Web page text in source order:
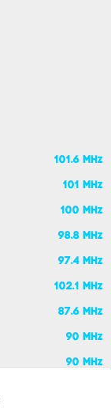
101.6 MHz
101 MHz
100 MHz
98.8 MHz
97.4 MHz
102.1 MHz
87.6 MHz
90 MHz
90 MHz